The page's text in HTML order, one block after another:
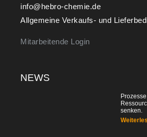
info@hebro-chemie.de
Allgemeine Verkaufs- und
Mitarbeitende Login
NEWS
senken.